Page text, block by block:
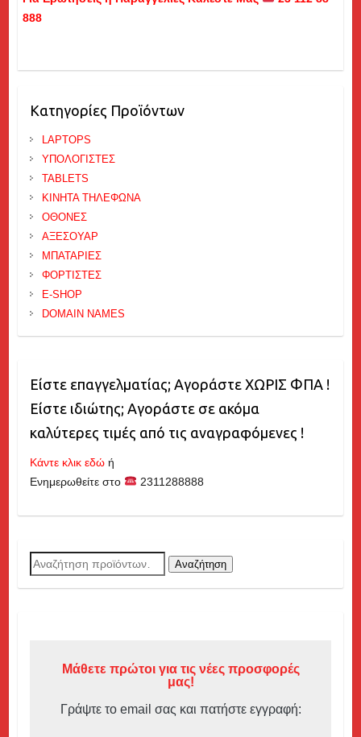
888
Κατηγορίες Προϊόντων
LAPTOPS
ΥΠΟΛΟΓΙΣΤΕΣ
TABLETS
ΚΙΝΗΤΑ ΤΗΛΕΦΩΝΑ
ΟΘΟΝΕΣ
ΑΞΕΣΟΥΑΡ
ΜΠΑΤΑΡΙΕΣ
ΦΟΡΤΙΣΤΕΣ
E-SHOP
DOMAIN NAMES
Είστε επαγγελματίας; Αγοράστε ΧΩΡΙΣ ΦΠΑ !
Είστε ιδιώτης; Αγοράστε σε ακόμα
καλύτερες τιμές από τις αναγραφόμενες !
Κάντε κλικ εδώή
Ενημερωθείτε στο
2311288888
Αναζήτηση
για:
Αναζήτηση
Μάθετε πρώτοι για τις νέες προσφορές
μας!
Γράψτε το email σας και πατήστε εγγραφή: